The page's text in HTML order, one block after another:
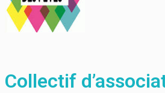
Collectif